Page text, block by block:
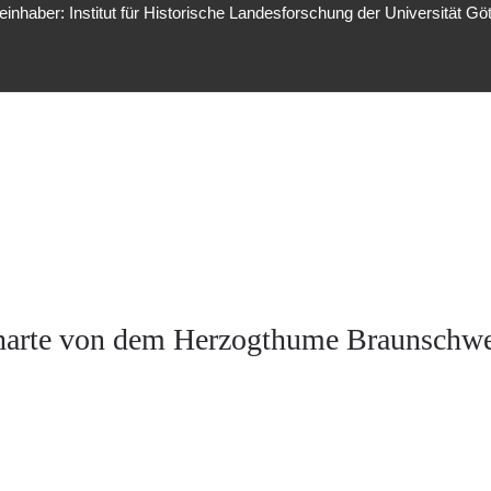
Institut für Historische Landesforschung der Universität
von dem Herzogthume